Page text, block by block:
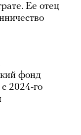
Ее отец
фонд
2024-го